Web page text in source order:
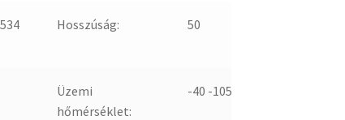
Hosszúság: 50
Üzemi
hőmérséklet:
-40 -105